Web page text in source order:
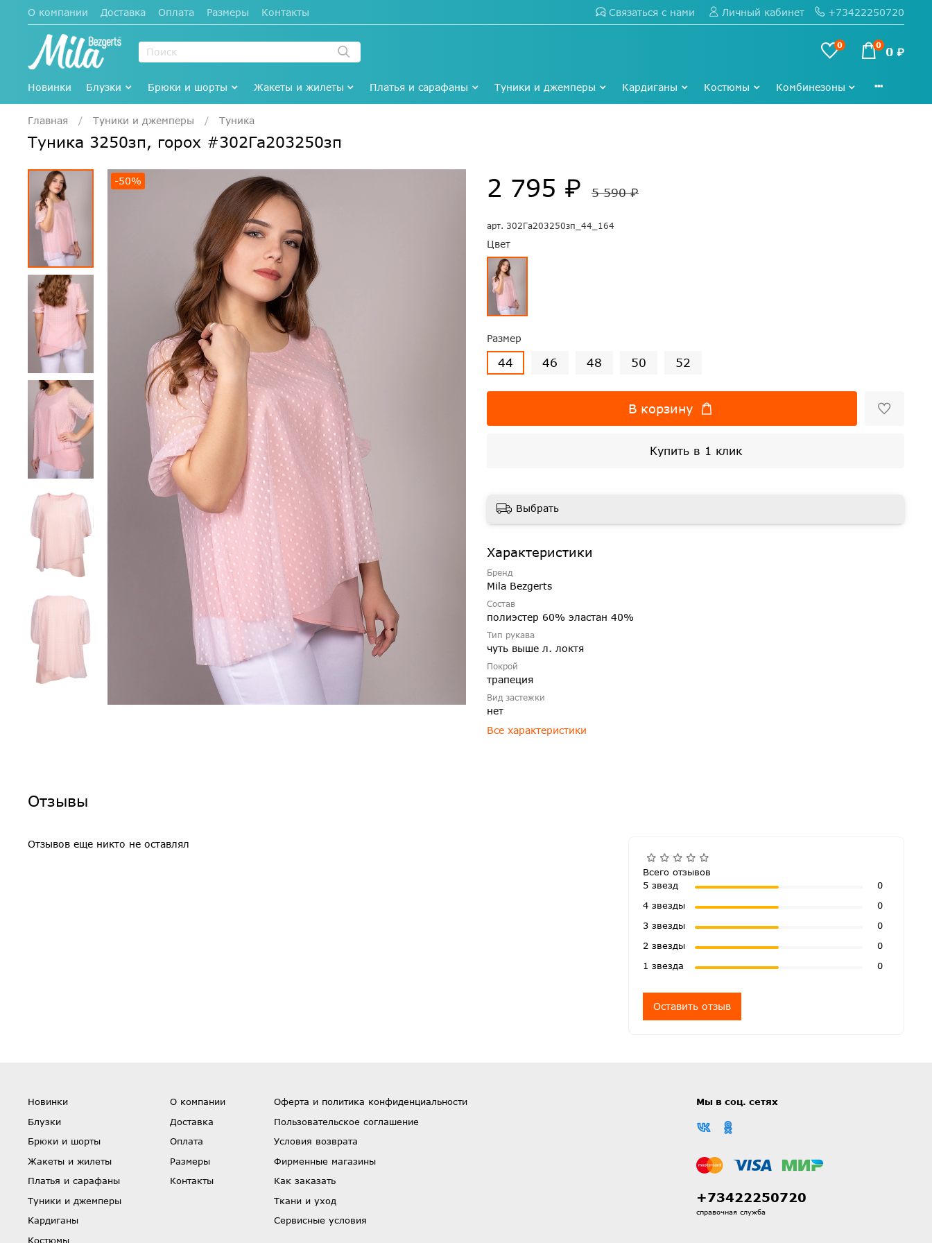
О компании Доставка Оплата Размеры Контакты Связаться с нами Личный кабинет +73422250720
0 0 0 ₽
Новинки Блузки Брюки и шорты Жакеты и жилеты Платья и сарафаны Туники и джемперы Кардиганы Костюмы Комбинезоны
Главная Туники и джемперы Туника
Туника 3250зп, горох #302Га203250зп
-50%
арт. 302Га203250зп_44_164
Цвет
Размер
44 46 48 50 52
2 795 ₽ 5 590 ₽
В корзину
Купить в 1 клик
Выбрать
Характеристики
Бренд
Mila Bezgerts
Состав
полиэстер 60% эластан 40%
Тип рукава
чуть выше л. локтя
Покрой
трапеция
Вид застежки
нет
Все характеристики
Отзывы
Отзывов еще никто не оставлял
Всего отзывов
5 звезд
0
4 звезды
0
3 звезды
0
2 звезды
0
1 звезда
0
Оставить отзыв
Новинки
Блузки
Брюки и шорты
Жакеты и жилеты
Платья и сарафаны
Туники и джемперы
Кардиганы
Костюмы
О компании
Доставка
Оплата
Размеры
Контакты
Оферта и политика конфиденциальности
Пользовательское соглашение
Условия возврата
Фирменные магазины
Как заказать
Ткани и уход
Сервисные условия
Мы в соц. сетях
+73422250720
справочная служба